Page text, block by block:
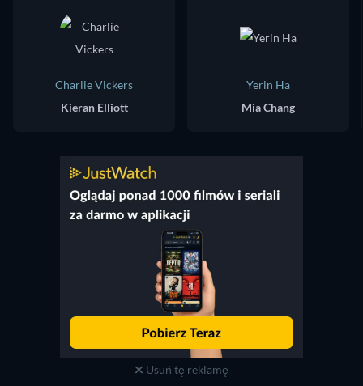
Charlie Vickers
Kieran Elliott
Yerin Ha
Mia Chang
Usuń tę reklamę